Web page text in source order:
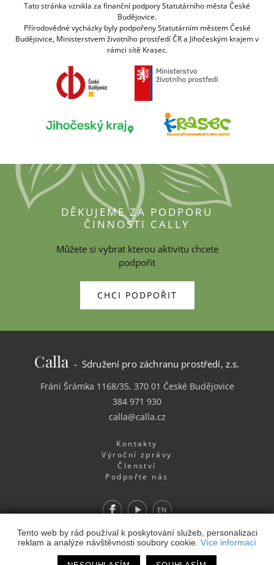
Tento web by rád používal k poskytování služeb, personalizaci
reklam a analýze návštěvnosti soubory cookie. Více informací
Tato stránka vznikla za finanční podpory Statutárního města České
Budějovice.
Přírodovědné vycházky byly podpořeny Statutárním městem České
Budějovice, Ministerstvem životního prostředí ČR a Jihočeským krajem v
rámci sítě Krasec.
DĚKUJEME ZA PODPORU
ČINNOSTI CALLY
Můžete si vybrat kterou aktivitu chcete
podpořit
CHCI PODPOŘIT
Calla - Sdružení pro záchranu prostředí, z.s.
Fráni Šrámka 1168/35, 370 01 České Budějovice
384 971 930
calla@calla.cz
Kontakty
Výroční zprávy
Členství
Podpořte nás
FacebookYoutube EN
Webdesign& Webhosting&publikační systém Toolkit-
Studio